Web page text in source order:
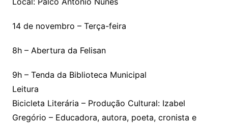
14 de novembro – Terça-feira
8h – Abertura da Felisan
9h – Tenda da Biblioteca Municipal
Leitura
Bicicleta Literária – Produção Cultural: Izabel
Gregório – Educadora, autora, poeta, cronista e